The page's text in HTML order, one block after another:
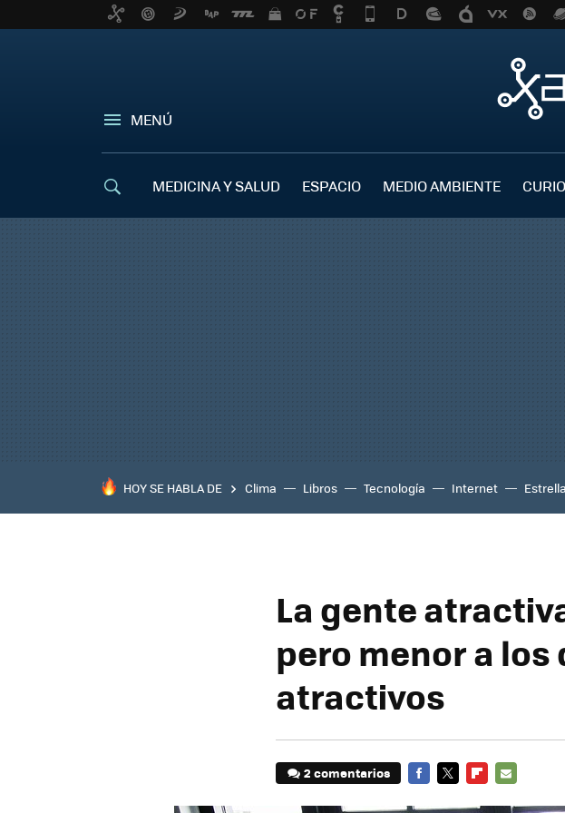
MENÚ
MEDICINA Y SALUD ESPACIO MEDIO AMBIENTE
HOY SE HABLA DE Clima Libros Tecnología Internet Estrella
La gente
pero menor a los
atractivos
2 comentarios